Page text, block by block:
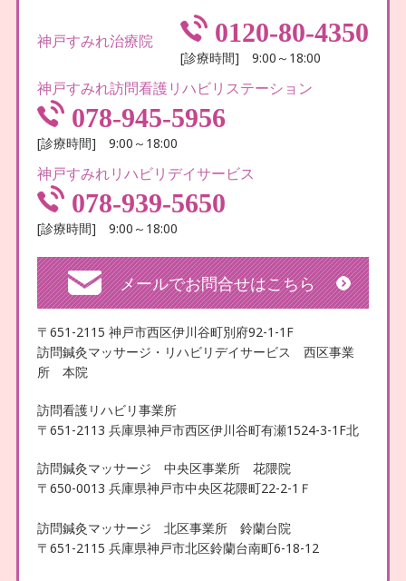
神戸すみれ治療院 0120-80-4350
[診療時間] 9:00～18:00
神戸すみれ訪問看護リハビリステーション
078-945-5956
[診療時間] 9:00～18:00
神戸すみれリハビリデイサービス
078-939-5650
[診療時間] 9:00～18:00
メールでお問合せはこちら
〒651-2115 神戸市西区伊川谷町別府92-1-1F
訪問鍼灸マッサージ・リハビリデイサービス 西区事業
所 本院
訪問看護リハビリ事業所
〒651-2113 兵庫県神戸市西区伊川谷町有瀬1524-3-1F北
訪問鍼灸マッサージ 中央区事業所 花隈院
〒650-0013 兵庫県神戸市中央区花隈町22-2-1Ｆ
訪問鍼灸マッサージ 北区事業所 鈴蘭台院
〒651-2115 兵庫県神戸市北区鈴蘭台南町6-18-12